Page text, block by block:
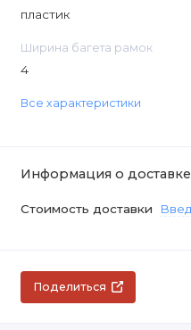
пластик
Ширина багета рамок
4
Все характеристики
Информация о доставке
Стоимость доставки
Поделиться